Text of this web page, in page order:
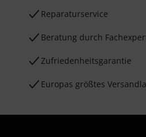
Reparaturservice
Beratung durch
Zufriedenheitsgarantie
Europas größtes